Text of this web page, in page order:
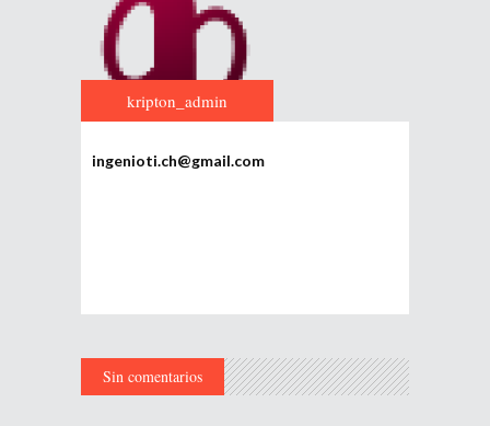
kripton_admin
ingenioti.ch@gmail.com
Sin comentarios